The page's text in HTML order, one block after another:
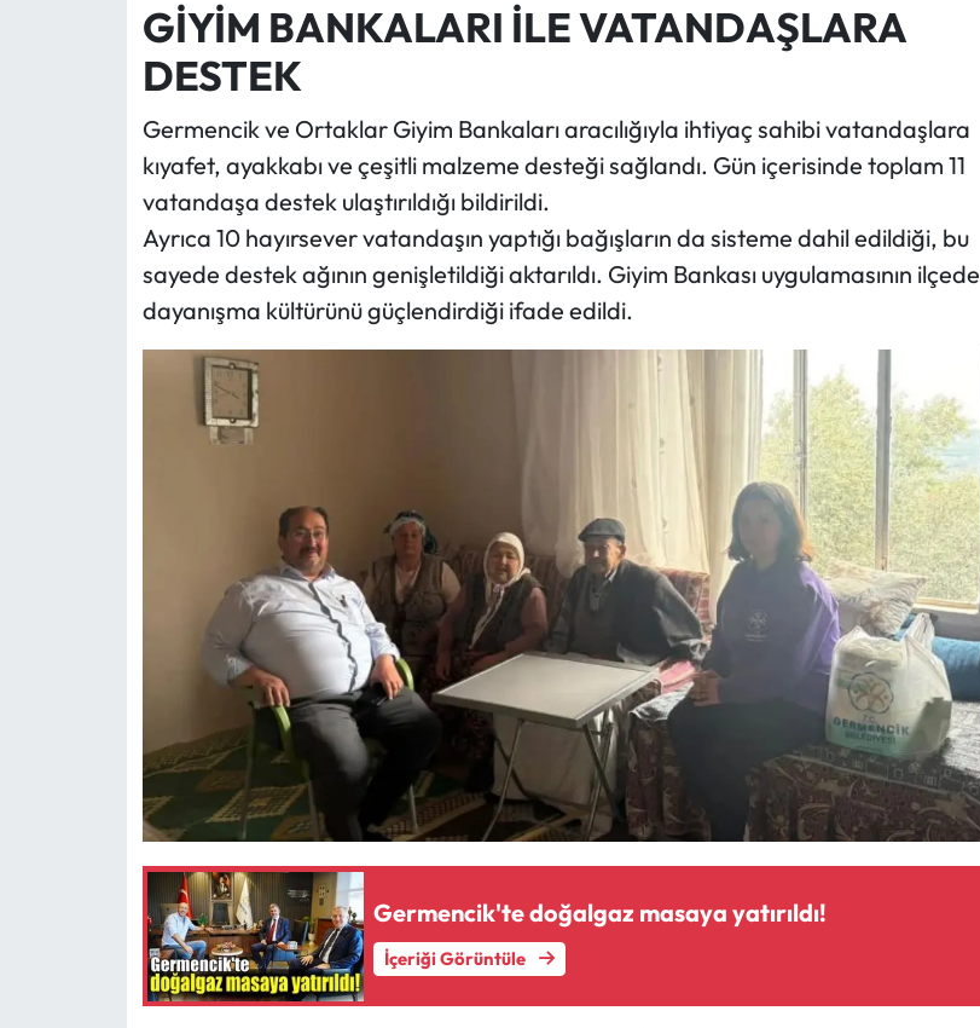
GİYİM BANKALARI İLE VATANDAŞLARA
DESTEK
Germencik ve Ortaklar Giyim Bankaları aracılığıyla ihtiyaç sahibi vatandaşlara
kıyafet, ayakkabı ve çeşitli malzeme desteği sağlandı. Gün içerisinde toplam 11
vatandaşa destek ulaştırıldığı bildirildi.
Ayrıca 10 hayırsever vatandaşın yaptığı bağışların da sisteme dahil edildiği, bu
sayede destek ağının genişletildiği aktarıldı. Giyim Bankası uygulamasının ilçede
dayanışma kültürünü güçlendirdiği ifade edildi.
Germencik'te doğalgaz masaya yatırıldı!
İçeriği Görüntüle